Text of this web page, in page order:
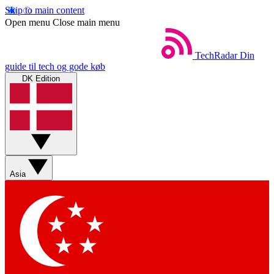
Skip to main content
Open menu Close main menu
TechRadar Din
guide til tech og gode køb
DK Edition
Asia